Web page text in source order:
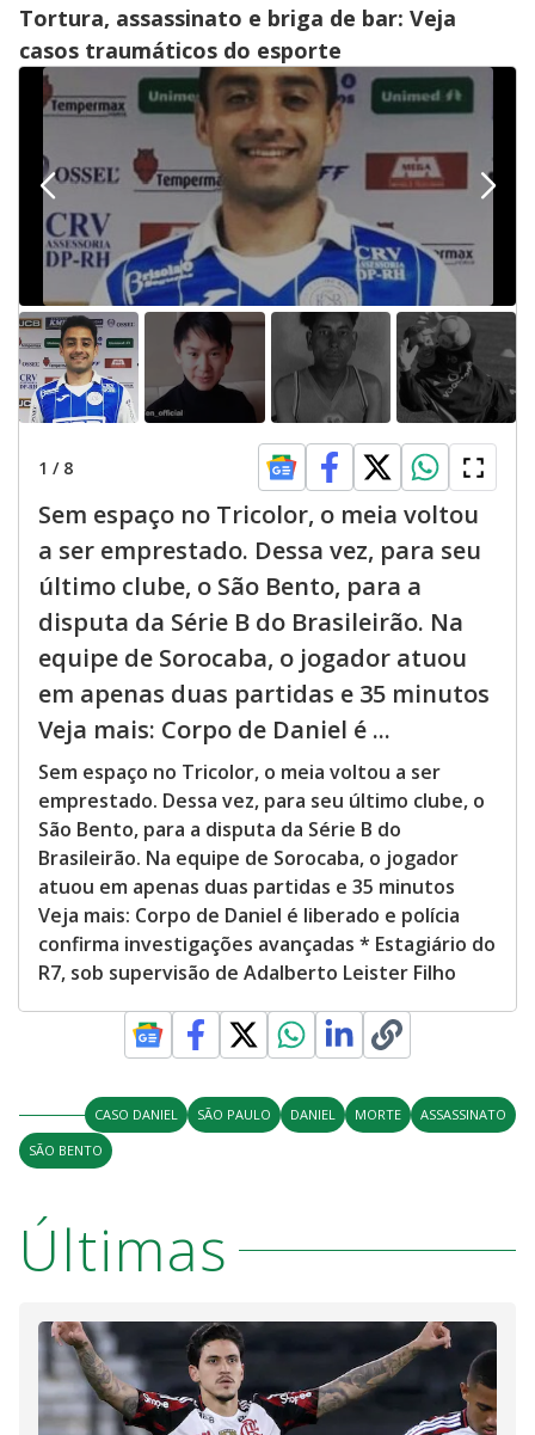
Tortura, assassinato e briga de bar: Veja
casos traumáticos do esporte
1 / 8
Sem espaço no Tricolor, o meia voltou
a ser emprestado. Dessa vez, para seu
último clube, o São Bento, para a
disputa da Série B do Brasileirão. Na
equipe de Sorocaba, o jogador atuou
em apenas duas partidas e 35 minutos
Veja mais: Corpo de Daniel é ...
Sem espaço no Tricolor, o meia voltou a ser
emprestado. Dessa vez, para seu último clube, o
São Bento, para a disputa da Série B do
Brasileirão. Na equipe de Sorocaba, o jogador
atuou em apenas duas partidas e 35 minutos
Veja mais: Corpo de Daniel é liberado e polícia
confirma investigações avançadas * Estagiário do
R7, sob supervisão de Adalberto Leister Filho
CASO DANIEL SÃO PAULO DANIEL MORTE
ASSASSINATO
SÃO BENTO
Últimas